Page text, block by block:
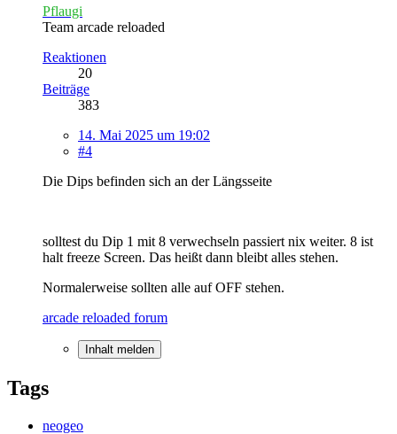
Pflaugi
Team arcade reloaded
Reaktionen
20
Beiträge
383
14. Mai 2025 um 19:02
#4
Die Dips befinden sich an der Längsseite
solltest du Dip 1 mit 8 verwechseln passiert nix weiter. 8 ist
halt freeze Screen. Das heißt dann bleibt alles stehen.
Normalerweise sollten alle auf OFF stehen.
arcade reloaded forum
Inhalt melden
Tags
neogeo